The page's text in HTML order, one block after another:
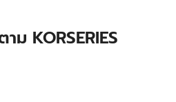
ม KORSERIES